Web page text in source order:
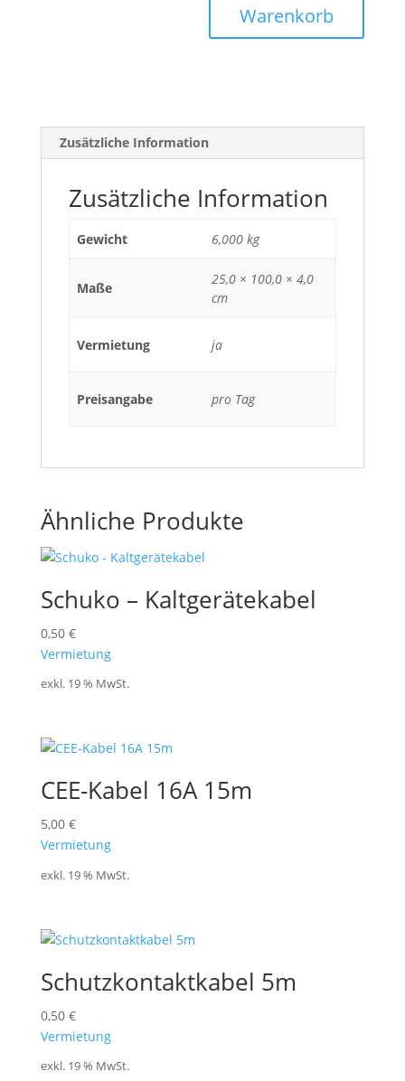
MengeWarenkorb
Zusätzliche Information
Zusätzliche Information
Gewicht 6,000 kg
Maße
25,0 × 100,0 × 4,0
cm
Vermietung ja
Preisangabe pro Tag
Ähnliche Produkte
Schuko – Kaltgerätekabel
0,50 €
Vermietung
exkl. 19 % MwSt.
CEE-Kabel 16A 15m
5,00 €
Vermietung
exkl. 19 % MwSt.
Schutzkontaktkabel 5m
0,50 €
Vermietung
exkl. 19 % MwSt.